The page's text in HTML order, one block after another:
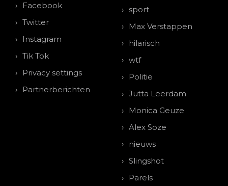
Facebook
Twitter
Instagram
Tik Tok
Privacy settings
Partnerberichten
sport
Max Verstappen
hilarisch
wtf
Politie
Jutta Leerdam
Monica Geuze
Alex Soze
nieuws
Slingshot
Parels